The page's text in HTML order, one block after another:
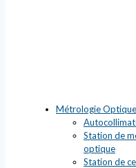
Métrologie Optique
Station de
optique
Station de